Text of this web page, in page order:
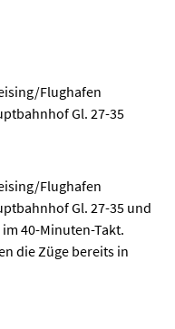
Flughafen
Gl. 27-35
Flughafen
Gl. 27-35 und
40-Minuten-Takt.
die Züge bereits in